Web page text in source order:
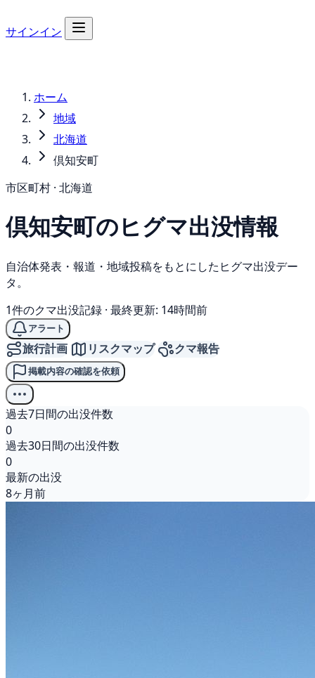
サインイン
ホーム
地域
北海道
倶知安町
市区町村 · 北海道
倶知安町のヒグマ出没情報
自治体発表・報道・地域投稿をもとにしたヒグマ出没デー
タ。
1件のクマ出没記録 · 最終更新: 14時間前
アラート
旅行計画 リスクマップ クマ報告
掲載内容の確認を依頼
過去7日間の出没件数
0
過去30日間の出没件数
0
最新の出没
8ヶ月前